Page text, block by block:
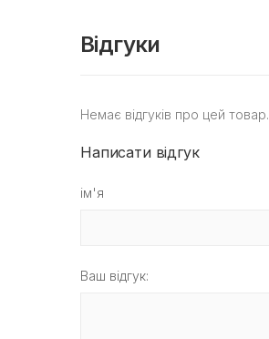
Відгуки
Немає відгуків про цей товар.
Написати відгук
ім'я
Ваш відгук: